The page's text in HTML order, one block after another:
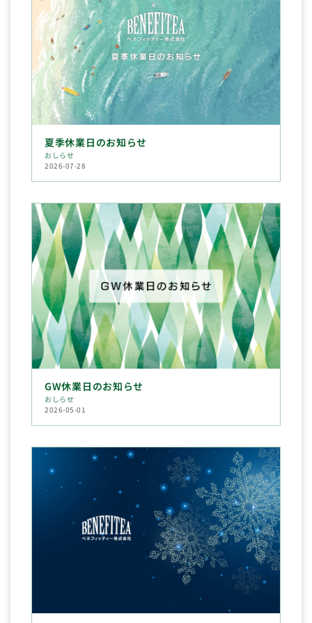
夏季休業日のお知らせ
おしらせ
2026-07-28
GW休業日のお知らせ
おしらせ
2026-05-01